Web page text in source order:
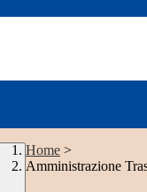
Home >
Amministrazione